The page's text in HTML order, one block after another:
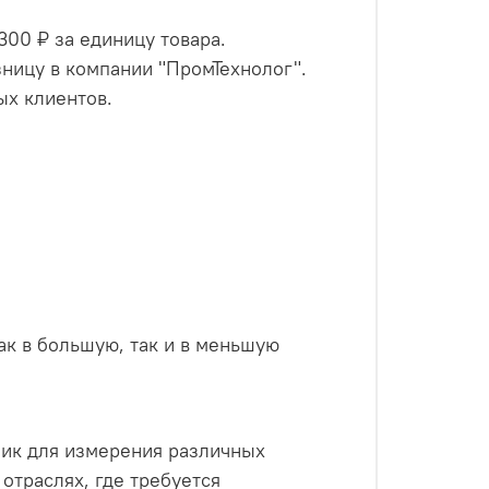
₽ за единицу товара.
в компании "ПромТехнолог".
клиентов.
в большую, так и в меньшую
для измерения различных
где требуется